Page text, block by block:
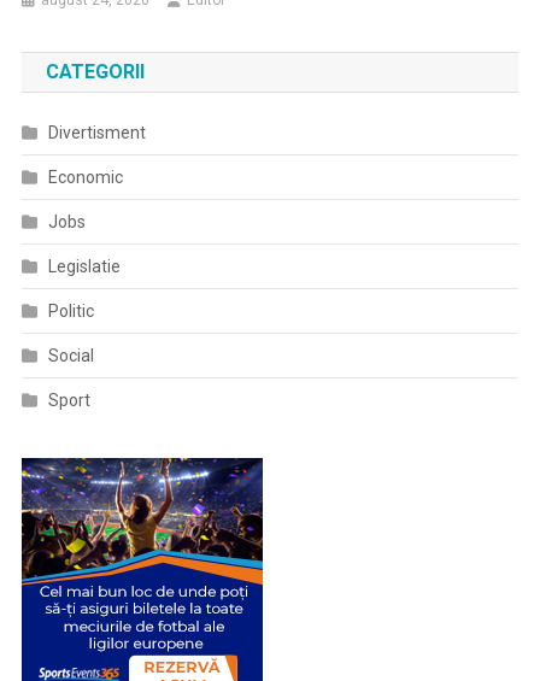
CATEGORII
Divertisment
Economic
Jobs
Legislatie
Politic
Social
Sport